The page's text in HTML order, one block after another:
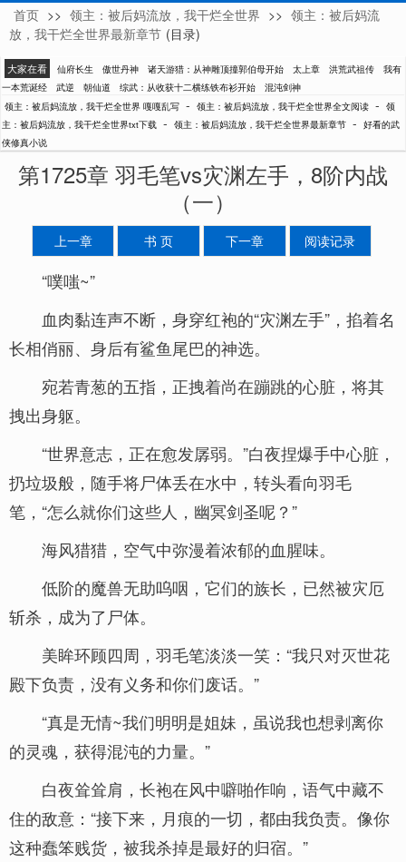
嘎嘎乱写
首页 >> 领主：被后妈流放，我干烂全世界 >> 领主：被后妈流
放，我干烂全世界最新章节 (目录)
大家在看 仙府长生 傲世丹神 诸天游猎：从神雕顶撞郭伯母开始 太上章 洪荒武祖传
我有
一本荒诞经
武逆 朝仙道 综武：从收获十二横练铁布衫开始
混沌剑神
领主：被后妈流放，我干烂全世界 嘎嘎乱写 - 领主：被后妈流放，我干烂全世界全文阅读 - 领
主：被后妈流放，我干烂全世界txt下载 - 领主：被后妈流放，我干烂全世界最新章节 - 好看的武
侠修真小说
第1725章 羽毛笔vs灾渊左手，8阶内战
（一）
上一章 书 页 下一章 阅读记录
“噗嗤~”
血肉黏连声不断，身穿红袍的“灾渊左手”，掐着名
长相俏丽、身后有鲨鱼尾巴的神选。
宛若青葱的五指，正拽着尚在蹦跳的心脏，将其
拽出身躯。
“世界意志，正在愈发孱弱。”白夜捏爆手中心脏，
扔垃圾般，随手将尸体丢在水中，转头看向羽毛
笔，“怎么就你们这些人，幽冥剑圣呢？”
海风猎猎，空气中弥漫着浓郁的血腥味。
低阶的魔兽无助呜咽，它们的族长，已然被灾厄
斩杀，成为了尸体。
美眸环顾四周，羽毛笔淡淡一笑：“我只对灭世花
殿下负责，没有义务和你们废话。”
“真是无情~我们明明是姐妹，虽说我也想剥离你
的灵魂，获得混沌的力量。”
白夜耸耸肩，长袍在风中噼啪作响，语气中藏不
住的敌意：“接下来，月痕的一切，都由我负责。像你
这种蠢笨贱货，被我杀掉是最好的归宿。”